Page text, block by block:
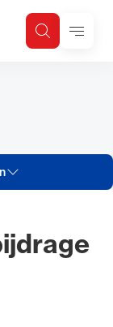
ZoekenMenu